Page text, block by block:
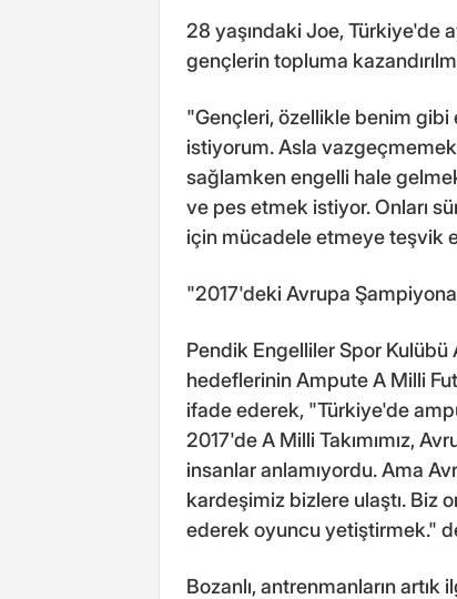
28 yaşındaki Joe, Türkiye'de
gençlerin topluma
"Gençleri, özellikle benim gibi
istiyorum. Asla
sağlamken engelli hale
ve pes etmek istiyor. Onları
için mücadele etmeye teşvik
"2017'deki Avrupa
Pendik Engelliler Spor Kulübü
hedeflerinin Ampute A Milli
ifade ederek, "Türkiye'de
2017'de A Milli Takımımız,
insanlar anlamıyordu. Ama
kardeşimiz bizlere ulaştı. Biz
ederek oyuncu yetiştirmek."
Bozanlı, antrenmanların